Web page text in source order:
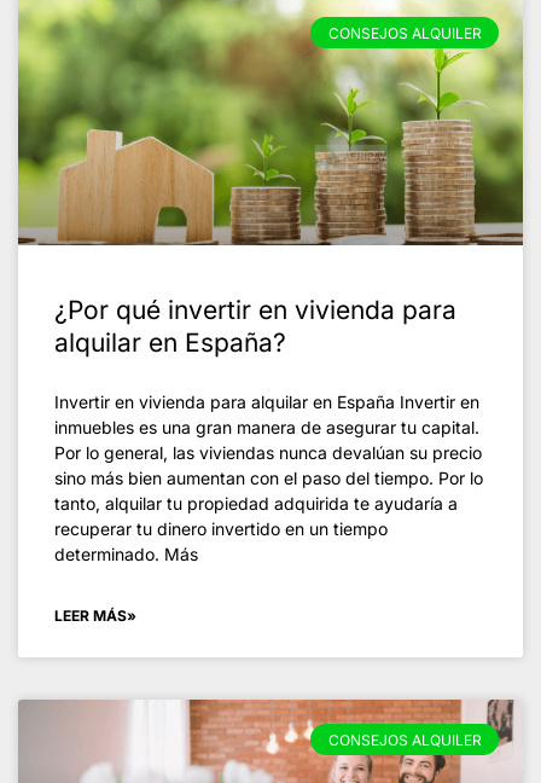
CONSEJOS ALQUILER
¿Por qué invertir en vivienda para
alquilar en España?
Invertir en vivienda para alquilar en España Invertir en
inmuebles es una gran manera de asegurar tu capital.
Por lo general, las viviendas nunca devalúan su precio
sino más bien aumentan con el paso del tiempo. Por lo
tanto, alquilar tu propiedad adquirida te ayudaría a
recuperar tu dinero invertido en un tiempo
determinado. Más
LEER MÁS»
CONSEJOS ALQUILER